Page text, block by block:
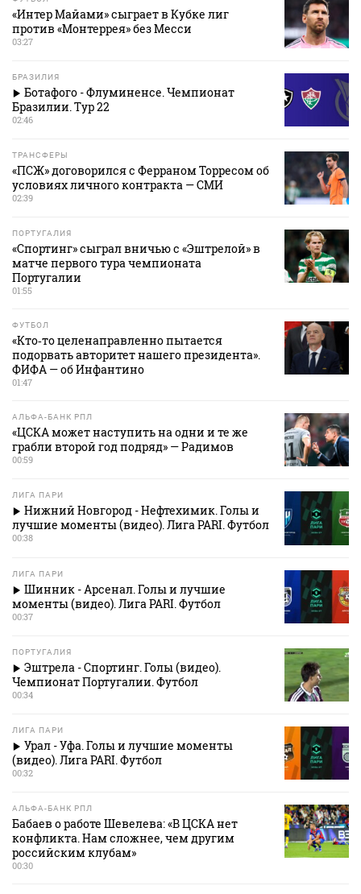
«Интер Майами» сыграет в Кубке лиг
против «Монтеррея» без Месси
03:27
БРАЗИЛИЯ
Ботафого - Флуминенсе. Чемпионат
Бразилии. Тур 22
02:46
ТРАНСФЕРЫ
«ПСЖ» договорился с Ферраном Торресом об
условиях личного контракта — СМИ
02:39
ПОРТУГАЛИЯ
«Спортинг» сыграл вничью с «Эштрелой» в
матче первого тура чемпионата
Португалии
01:55
ФУТБОЛ
«Кто‑то целенаправленно пытается
подорвать авторитет нашего президента».
ФИФА — об Инфантино
01:47
АЛЬФА-БАНК РПЛ
«ЦСКА может наступить на одни и те же
грабли второй год подряд» — Радимов
00:59
ЛИГА ПАРИ
Нижний Новгород - Нефтехимик. Голы и
лучшие моменты (видео). Лига PARI. Футбол
00:38
ЛИГА ПАРИ
Шинник - Арсенал. Голы и лучшие
моменты (видео). Лига PARI. Футбол
00:37
ПОРТУГАЛИЯ
Эштрела - Спортинг. Голы (видео).
Чемпионат Португалии. Футбол
00:34
ЛИГА ПАРИ
Урал - Уфа. Голы и лучшие моменты
(видео). Лига PARI. Футбол
00:32
АЛЬФА-БАНК РПЛ
Бабаев о работе Шевелева: «В ЦСКА нет
конфликта. Нам сложнее, чем другим
российским клубам»
00:30